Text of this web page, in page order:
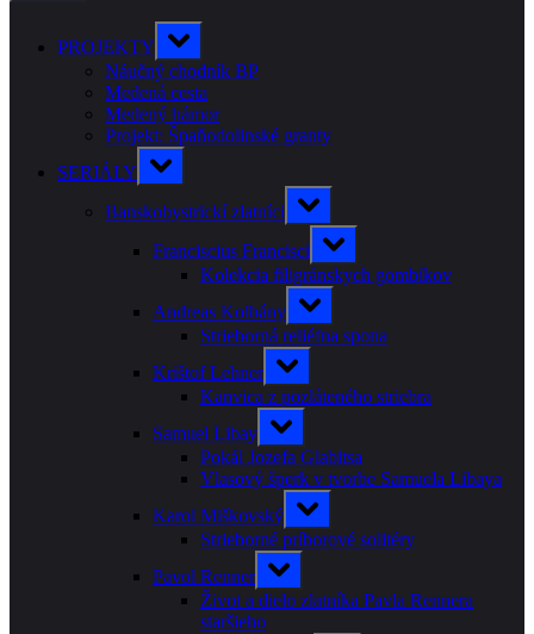
PROJEKTY
Toggle
sub-
menu
Náučný chodník BP
Medená cesta
Medený hámor
Projekt: Špaňodolinské granty
SERIÁLY
Toggle
sub-
Banskobystrickí zlatníci
Toggle
sub-
menu
Franciscius Francisci
Toggle
sub-
menu
Kolekcia filigránskych gombíkov
Andreas Kolbány
Toggle
sub-
menu
Strieborná reliéfna spona
Krištof Lehner
Toggle
sub-
menu
Kanvica z pozláteného striebra
Samuel Libay
Toggle
sub-
menu
Pokál Jozefa Glabitsa
Vlasový šperk v tvorbe Samuela Libaya
Karol Miškovský
Toggle
sub-
menu
Strieborné príborové solitéry
Pavol Renner
Toggle
sub-
menu
Život a dielo zlatníka Pavla Rennera
staršieho